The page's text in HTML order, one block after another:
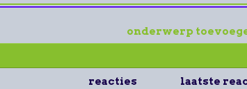
onderwerp
reacties laatste